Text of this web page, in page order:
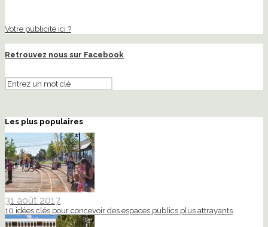
Votre publicité ici ?
Retrouvez nous sur Facebook
Les plus populaires
31 août 2017
10 idées clés pour concevoir des espaces publics plus attrayants